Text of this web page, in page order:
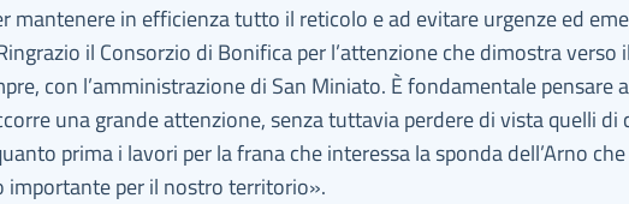
mantenere in efficienza tutto il reticolo e ad evitare urgenze ed
il Consorzio di Bonifica per l’attenzione che dimostra
con l’amministrazione di San Miniato. È fondamentale pensare
una grande attenzione, senza tuttavia perdere di vista quelli di
prima i lavori per la frana che interessa la sponda dell’Arno
importante per il nostro territorio».